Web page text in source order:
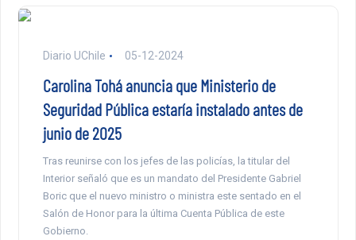
Diario UChile 05-12-2024
Carolina Tohá anuncia que Ministerio de
Seguridad Pública estaría instalado antes de
junio de 2025
Tras reunirse con los jefes de las policías, la titular del
Interior señaló que es un mandato del Presidente Gabriel
Boric que el nuevo ministro o ministra este sentado en el
Salón de Honor para la última Cuenta Pública de este
Gobierno.